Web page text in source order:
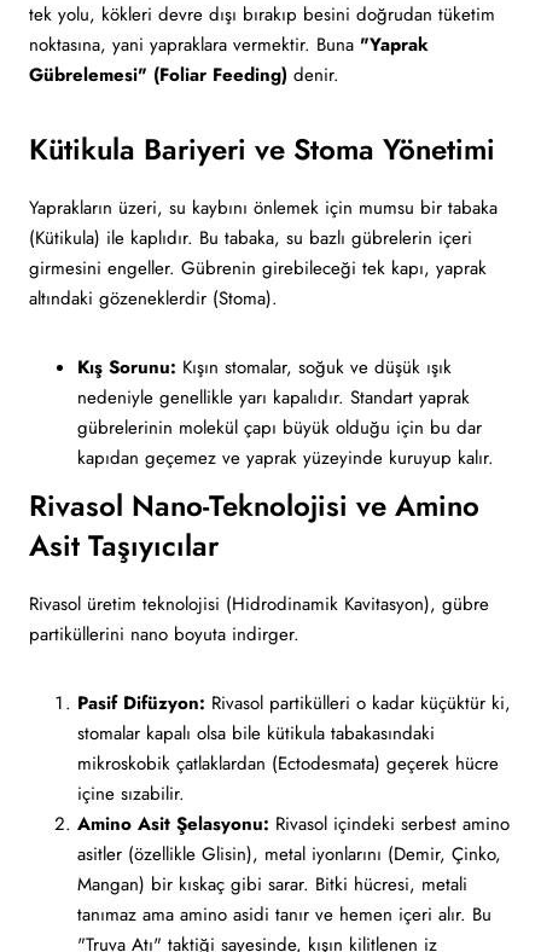
tek yolu, kökleri devre dışı bırakıp besini doğrudan tüketim
noktasına, yani yapraklara vermektir. Buna "Yaprak
Gübrelemesi" (Foliar Feeding) denir.
Kütikula Bariyeri ve Stoma Yönetimi
Yaprakların üzeri, su kaybını önlemek için mumsu bir tabaka
(Kütikula) ile kaplıdır. Bu tabaka, su bazlı gübrelerin içeri
girmesini engeller. Gübrenin girebileceği tek kapı, yaprak
altındaki gözeneklerdir (Stoma).
Kış Sorunu: Kışın stomalar, soğuk ve düşük ışık
nedeniyle genellikle yarı kapalıdır. Standart yaprak
gübrelerinin molekül çapı büyük olduğu için bu dar
kapıdan geçemez ve yaprak yüzeyinde kuruyup kalır.
Rivasol Nano-Teknolojisi ve Amino
Asit Taşıyıcılar
Rivasol üretim teknolojisi (Hidrodinamik Kavitasyon), gübre
partiküllerini nano boyuta indirger.
Pasif Difüzyon: Rivasol partikülleri o kadar küçüktür ki,
stomalar kapalı olsa bile kütikula tabakasındaki
mikroskobik çatlaklardan (Ectodesmata) geçerek hücre
içine sızabilir.
Amino Asit Şelasyonu: Rivasol içindeki serbest amino
asitler (özellikle Glisin), metal iyonlarını (Demir, Çinko,
Mangan) bir kıskaç gibi sarar. Bitki hücresi, metali
tanımaz ama amino asidi tanır ve hemen içeri alır. Bu
"Truva Atı" taktiği sayesinde, kışın kilitlenen iz